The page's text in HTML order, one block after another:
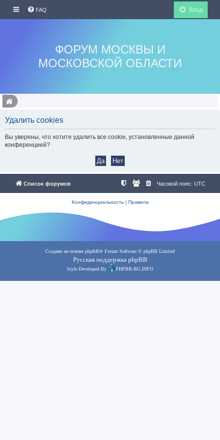
FAQ Вход
ФОРУМ МОСКВЫ И
МОСКОВСКОЙ ОБЛАСТИ
Удалить cookies
Вы уверены, что хотите удалить все cookie, установленные данной
конференцией?
Список форумов Часовой пояс: UTC
Конфиденциальность| Правила
Создано на основе phpBB® Forum Software © phpBB Limited
Русская поддержка phpBB
Style Developed By PHPBB-BG.INFO